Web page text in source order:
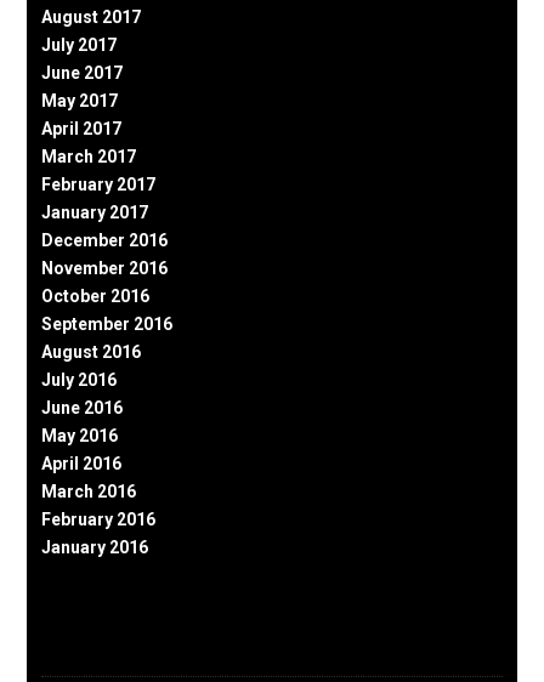
August 2017
July 2017
June 2017
May 2017
April 2017
March 2017
February 2017
January 2017
December 2016
November 2016
October 2016
September 2016
August 2016
July 2016
June 2016
May 2016
April 2016
March 2016
February 2016
January 2016